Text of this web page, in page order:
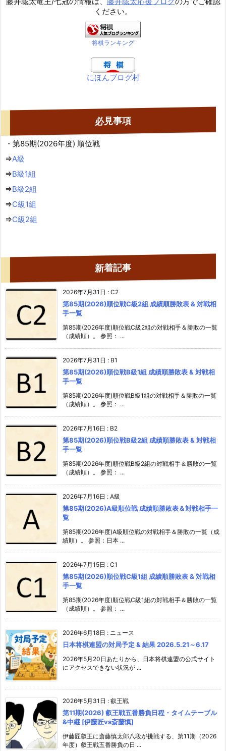
ください。
将棋ランキング
にほんブログ村
必見事項
・第85期(2026年度) 順位戦
⇒A級
⇒B級1組
⇒B級2組
⇒C級1組
⇒C級2組
新着記事
2026年7月31日 : C2
第85期(2026)順位戦C級2組 成績順勝敗表 & 対戦相
手一覧
第85期(2026年度)順位戦C級2組の対戦相手＆勝敗の一覧
（成績順）。 参照： ...
2026年7月31日 : B1
第85期(2026)順位戦B級1組 成績順勝敗表 & 対戦相
手一覧
第85期(2026年度)順位戦B級1組の対戦相手＆勝敗の一覧
（成績順）。 参照： ...
2026年7月16日 : B2
第85期(2026)順位戦B級2組 成績順勝敗表 & 対戦相
手一覧
第85期(2026年度)順位戦B級2組の対戦相手＆勝敗の一覧
（成績順）。 参照： ...
2026年7月16日 : A級
第85期(2026)A級順位戦 成績順勝敗表＆対戦相手一
覧
第85期(2026年度)A級順位戦の対戦相手＆勝敗の一覧（成
績順）。 参照：日本 ...
2026年7月15日 : C1
第85期(2026)順位戦C級1組 成績順勝敗表 & 対戦相
手一覧
第85期(2026年度)順位戦C級1組の対戦相手＆勝敗の一覧
（成績順）。 参照： ...
2026年6月18日 : ニュース
日本将棋連盟の対局予定 & 結果 2026.5.21～6.17
2026年5月20日あたりから、日本将棋連盟の公式サイト
にアクセスできない状況が ...
2026年5月31日 : 叡王戦
第11期(2026) 叡王戦五番勝負日程・タイムテーブル
&中継 [伊藤匠vs斎藤慎]
伊藤匠叡王に斎藤慎太郎八段が挑戦する、第11期（2026
年度）叡王戦五番勝負の日 ...